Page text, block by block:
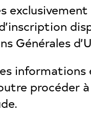
Générales
procéder